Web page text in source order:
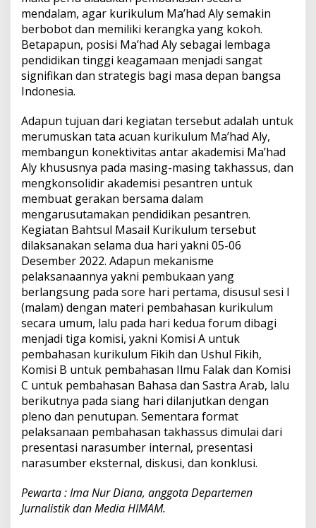
mendalam, agar kurikulum Ma’had Alysemakin
berbobot dan memiliki kerangka yang kokoh.
Betapapun, posisi Ma’had Aly sebagai lembaga
pendidikan tinggi keagamaan menjadi sangat
signifikan dan strategis bagi masa depan bangsa
Indonesia.
Adapun tujuan dari kegiatan tersebut adalah untuk
merumuskan tata acuan kurikulum Ma’had Aly,
membangun konektivitas antar akademisi Ma’had
Aly khususnya pada masing-masing takhassus, dan
mengkonsolidir akademisi pesantren untuk
membuat gerakan bersama dalam
mengarusutamakan pendidikan pesantren.
Kegiatan Bahtsul Masail Kurikulum tersebut
dilaksanakan selama dua hari yakni 05-06
Desember 2022. Adapun mekanisme
pelaksanaannya yakni pembukaan yang
berlangsung pada sore hari pertama, disusul sesi I
(malam) dengan materi pembahasan kurikulum
secara umum, lalu pada hari kedua forum dibagi
menjadi tiga komisi, yakni Komisi A untuk
pembahasan kurikulum Fikih dan Ushul Fikih,
Komisi B untuk pembahasan Ilmu Falak dan Komisi
C untuk pembahasan Bahasa dan Sastra Arab, lalu
berikutnya pada siang hari dilanjutkan dengan
pleno dan penutupan. Sementara format
pelaksanaan pembahasan takhassus dimulai dari
presentasi narasumber internal, presentasi
narasumber eksternal, diskusi, dan konklusi.
Pewarta : Ima Nur Diana, anggota Departemen
Jurnalistik dan Media HIMAM.